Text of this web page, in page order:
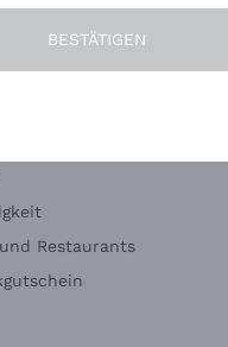
Restaurants
BESTÄTIGEN